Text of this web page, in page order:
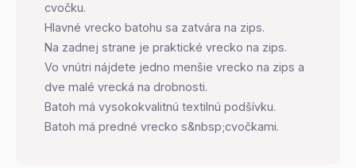
cvočku.
Hlavné vrecko batohu sa zatvára na zips.
Na zadnej strane je praktické vrecko na zips.
Vo vnútri nájdete jedno menšie vrecko na zips a
dve malé vrecká na drobnosti.
Batoh má vysokokvalitnú textilnú podšívku.
Batoh má predné vrecko s&nbsp;cvočkami.